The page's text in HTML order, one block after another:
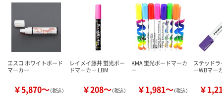
数量
在庫切れです
（次回入荷日未定）
在庫切れです
（次回入荷日
エスコ ホワイトボード
マーカー
￥5,870～（税込）
レイメイ藤井 蛍光ボー
ドマーカー LBM
￥208～（税込）
KMA 蛍光ボードマーカ
ー
￥1,981～（税込）
ステッド
ーWBマー
￥